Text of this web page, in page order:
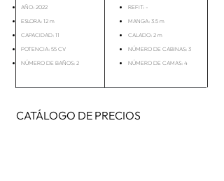
AÑO: 2022
ESLORA: 12 m
CAPACIDAD: 11
POTENCIA: 55 CV
NÚMERO DE BAÑOS: 2
REFIT: -
MANGA: 3.5 m
CALADO: 2 m
NÚMERO DE CABINAS: 3
NÚMERO DE CAMAS: 4
CATÁLOGO DE PRECIOS